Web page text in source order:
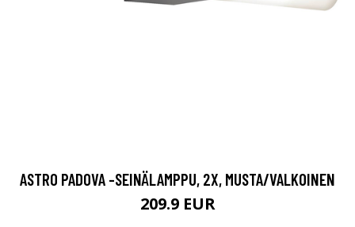
ASTRO PADOVA -SEINÄLAMPPU, 2X, MUSTA/VALKOINEN
209.9 EUR